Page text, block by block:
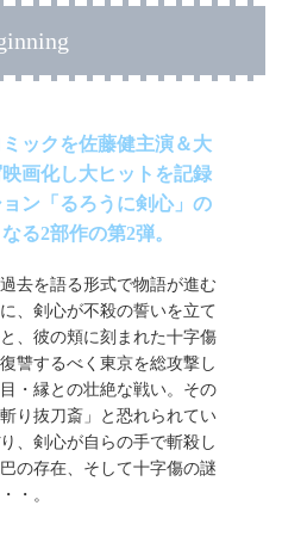
ックを佐藤健主演＆大
画化し大ヒットを記録
ン「るろうに剣心」の
る2部作の第2弾。
去を語る形式で物語が進む
、剣心が不殺の誓いを立て
、彼の頬に刻まれた十字傷
讐するべく東京を総攻撃し
・縁との壮絶な戦い。その
り抜刀斎」と恐れられてい
、剣心が自らの手で斬殺し
の存在、そして十字傷の謎
・。